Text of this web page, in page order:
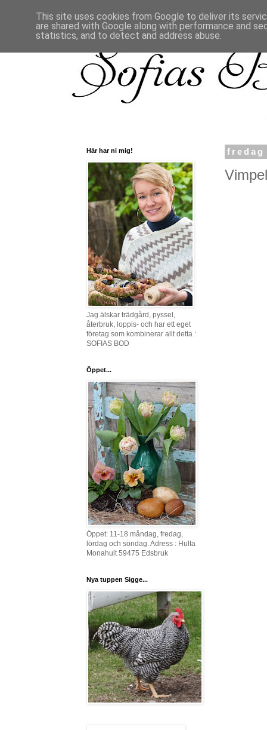
fredag
Här har ni mig!
Jag älskar trädgård, pyssel,
återbruk, loppis- och har ett eget
företag som kombinerar allt detta :
SOFIAS BOD
Öppet...
Öppet: 11-18 måndag, fredag,
lördag och söndag. Adress : Hulta
Monahult 59475 Edsbruk
Nya tuppen Sigge...
This site uses cookies from Google to deliver its
are shared with Google along with performance and
statistics, and to detect and address abuse.